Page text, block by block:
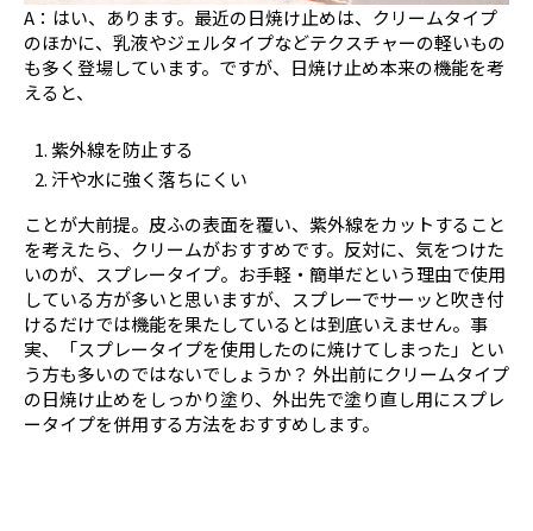
A：はい、あります。最近の日焼け止めは、クリームタイプ
のほかに、乳液やジェルタイプなどテクスチャーの軽いもの
も多く登場しています。ですが、日焼け止め本来の機能を考
えると、
紫外線を防止する
汗や水に強く落ちにくい
ことが大前提。皮ふの表面を覆い、紫外線をカットすること
を考えたら、クリームがおすすめです。反対に、気をつけた
いのが、スプレータイプ。お手軽・簡単だという理由で使用
している方が多いと思いますが、スプレーでサーッと吹き付
けるだけでは機能を果たしているとは到底いえません。事
実、「スプレータイプを使用したのに焼けてしまった」とい
う方も多いのではないでしょうか？ 外出前にクリームタイプ
の日焼け止めをしっかり塗り、外出先で塗り直し用にスプレ
ータイプを併用する方法をおすすめします。